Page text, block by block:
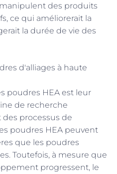
des produits
ce qui améliorerait la
la durée de vie des
d'alliages à haute
poudres HEA est leur
de recherche
processus de
poudres HEA peuvent
que les poudres
Toutefois, à mesure que
progressent, le